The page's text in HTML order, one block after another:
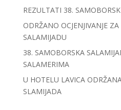
REZULTATI 38.
ODRŽANO OCJENJIVANJE
SALAMIJADU
38. SAMOBORSKA
SALAMERIMA
U HOTELU LAVICA
SLAMIJADA